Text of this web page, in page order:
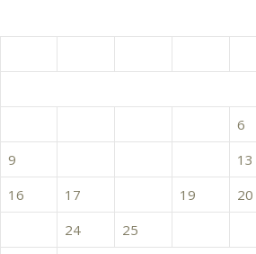
6
9
13
16
17 19 20
24 25